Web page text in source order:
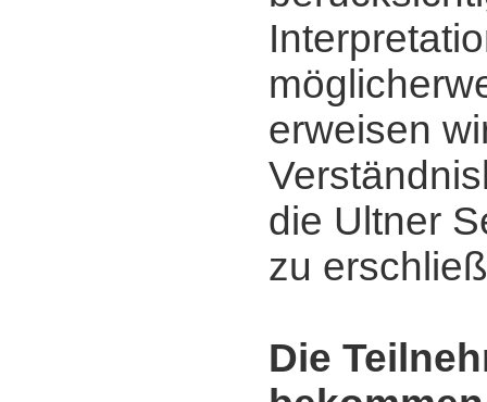
erweisen
die Ultner
zu
Die